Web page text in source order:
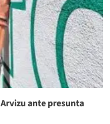
ante presunta